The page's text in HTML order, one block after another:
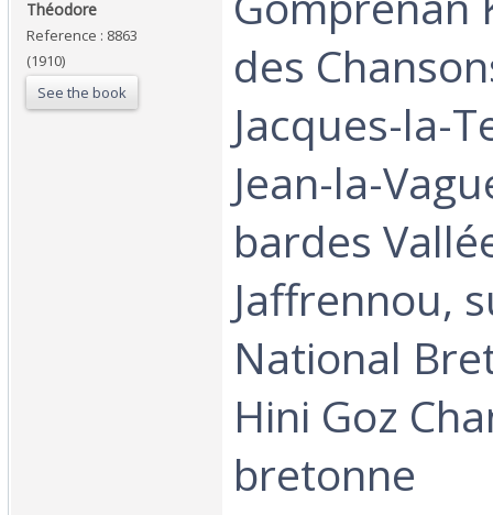
Théodore‎
Reference : 8863
(1910)
See the book
des
Jacques-la-
Jean-la-
bardes
Jaffrennou,
National
Hini Goz
bretonne ‎